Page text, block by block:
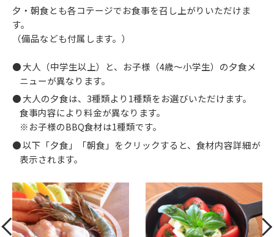
夕・朝食とも各コテージでお食事を召し上がりいただけま
す。
（備品なども付属します。）
大人（中学生以上）と、お子様（4歳～小学生）の夕食メ
ニューが異なります。
大人の夕食は、3種類より1種類をお選びいただけます。
食事内容により料金が異なります。
※お子様のBBQ食材は1種類です。
以下「夕食」「朝食」をクリックすると、食材内容詳細が
表示されます。